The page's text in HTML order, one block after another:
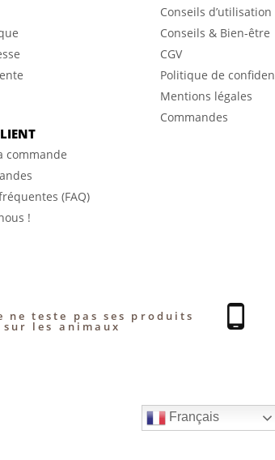
commande
(FAQ)
!
Conseils d’utilisation
Conseils & Bien-être
CGV
Politique de
Mentions légales
Commandes
ne teste pas ses produits
sur les animaux
Français